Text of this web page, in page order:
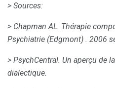
> Sources:
> Chapman AL. Thérapie
Psychiatrie (Edgmont) . 2006
> PsychCentral. Un aperçu de
dialectique.